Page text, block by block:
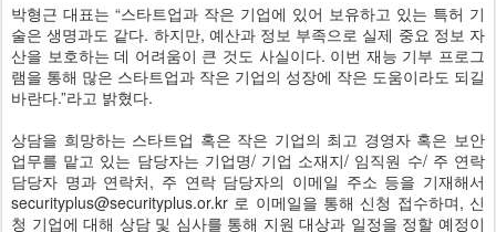
박형근 대표는 “스타트업과 작은 기업에 있어 보유하고 있는 특허 기
술은 생명과도 같다. 하지만, 예산과 정보 부족으로 실제 중요 정보 자
산을 보호하는 데 어려움이 큰 것도 사실이다. 이번 재능 기부 프로그
램을 통해 많은 스타트업과 작은 기업의 성장에 작은 도움이라도 되길
바란다.”라고 밝혔다.
상담을 희망하는 스타트업 혹은 작은 기업의 최고 경영자 혹은 보안
업무를 맡고 있는 담당자는 기업명/ 기업 소재지/ 임직원 수/ 주 연락
담당자 명과 연락처, 주 연락 담당자의 이메일 주소 등을 기재해서
securityplus@securityplus.or.kr 로 이메일을 통해 신청 접수하며, 신
청 기업에 대해 상담 및 심사를 통해 지원 대상과 일정을 정할 예정이